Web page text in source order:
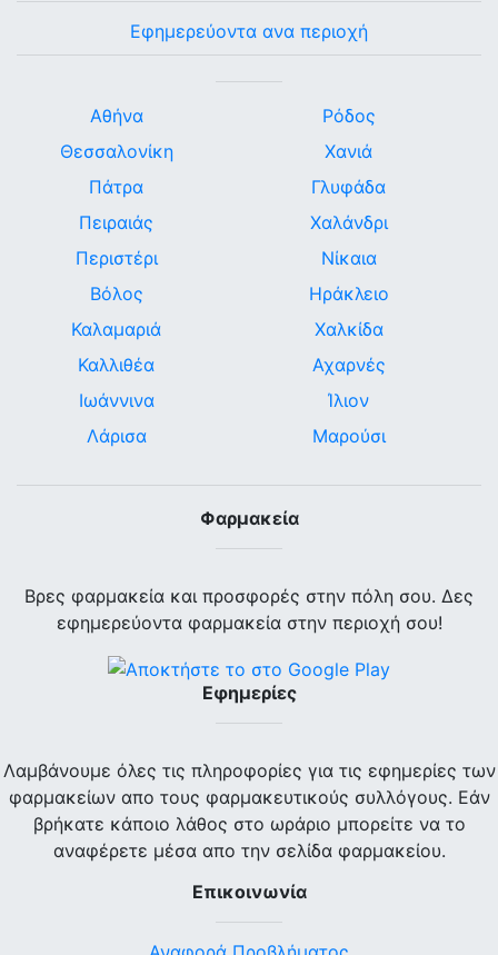
Εφημερεύοντα ανα περιοχή
Αθήνα
Θεσσαλονίκη
Πάτρα
Πειραιάς
Περιστέρι
Βόλος
Καλαμαριά
Καλλιθέα
Ιωάννινα
Λάρισα
Ρόδος
Χανιά
Γλυφάδα
Χαλάνδρι
Νίκαια
Ηράκλειο
Χαλκίδα
Αχαρνές
Ίλιον
Μαρούσι
Φαρμακεία
Βρες φαρμακεία και προσφορές στην πόλη σου. Δες
εφημερεύοντα φαρμακεία στην περιοχή σου!
Εφημερίες
Λαμβάνουμε όλες τις πληροφορίες για τις εφημερίες των
φαρμακείων απο τους φαρμακευτικούς συλλόγους. Εάν
βρήκατε κάποιο λάθος στο ωράριο μπορείτε να το
αναφέρετε μέσα απο την σελίδα φαρμακείου.
Επικοινωνία